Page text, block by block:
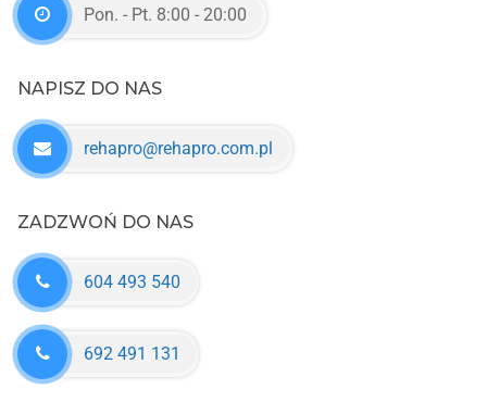
Pon. - Pt. 8:00 - 20:00
NAPISZ DO NAS
rehapro@rehapro.com.pl
ZADZWOŃ DO NAS
604 493 540
692 491 131